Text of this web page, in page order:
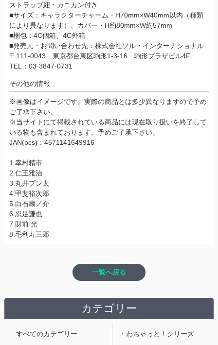
ストラップ紐・カニカン付き
■サイズ：キャラクターチャーム・H70mm×W40mm以内（種類
により異なります）、カバー・H約80mm×W約57mm
■梱包：4C個箱、4C外箱
■発売元・お問い合わせ先：株式会社ソル・インターナショナル
〒111-0043 東京都台東区駒形1-3-16 駒形プラザビル4F
TEL：03-3847-0731
その他の情報
※画像はイメージです。実際の商品とは多少異なりますので予め
ご了承下さい。
※当サイトにて掲載されている商品には現在取り扱いを終了して
いる物も含まれております。予めご了承下さい。
JAN(pcs)：4571141649916
1.幸村精市
2.仁王雅治
3.丸井ブン太
4.甲斐裕次郎
5.白石蔵ノ介
6.忍足謙也
7.財前 光
8.毛利寿三郎
一覧へ戻る
カテゴリー
すべてのカテゴリー ・わちゃっと！シリーズ